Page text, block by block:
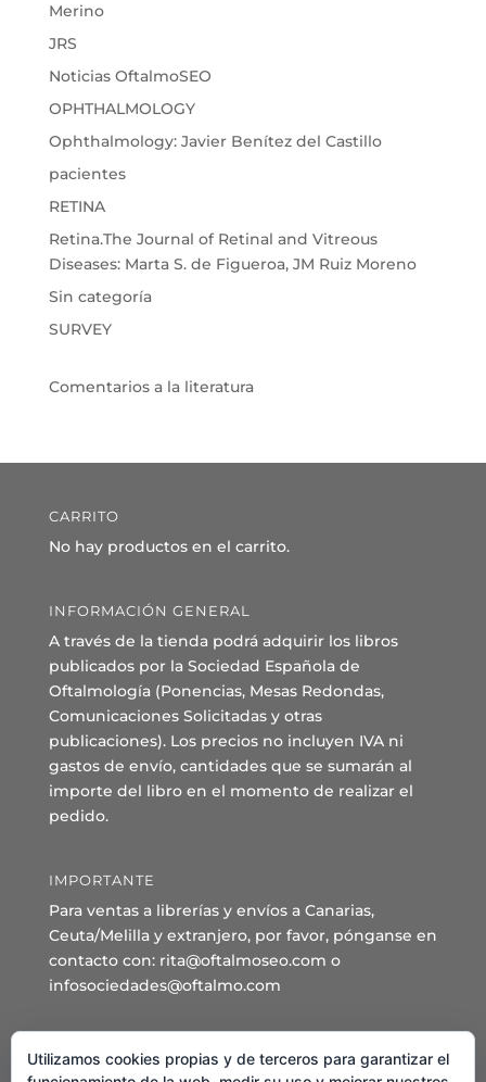
Merino
JRS
Noticias OftalmoSEO
OPHTHALMOLOGY
Ophthalmology: Javier Benítez del Castillo
pacientes
RETINA
Retina.The Journal of Retinal and Vitreous
Diseases: Marta S. de Figueroa, JM Ruiz Moreno
Sin categoría
SURVEY
Comentarios a la literatura
CARRITO
No hay productos en el carrito.
INFORMACIÓN GENERAL
A través de la tienda podrá adquirir los libros
publicados por la Sociedad Española de
Oftalmología (Ponencias, Mesas Redondas,
Comunicaciones Solicitadas y otras
publicaciones). Los precios no incluyen IVA ni
gastos de envío, cantidades que se sumarán al
importe del libro en el momento de realizar el
pedido.
IMPORTANTE
Para ventas a librerías y envíos a Canarias,
Ceuta/Melilla y extranjero, por favor, pónganse en
contacto con: rita@oftalmoseo.com o
infosociedades@oftalmo.com
Sede Administrativa y Secretaría General
Utilizamos cookies propias y de terceros para garantizar el